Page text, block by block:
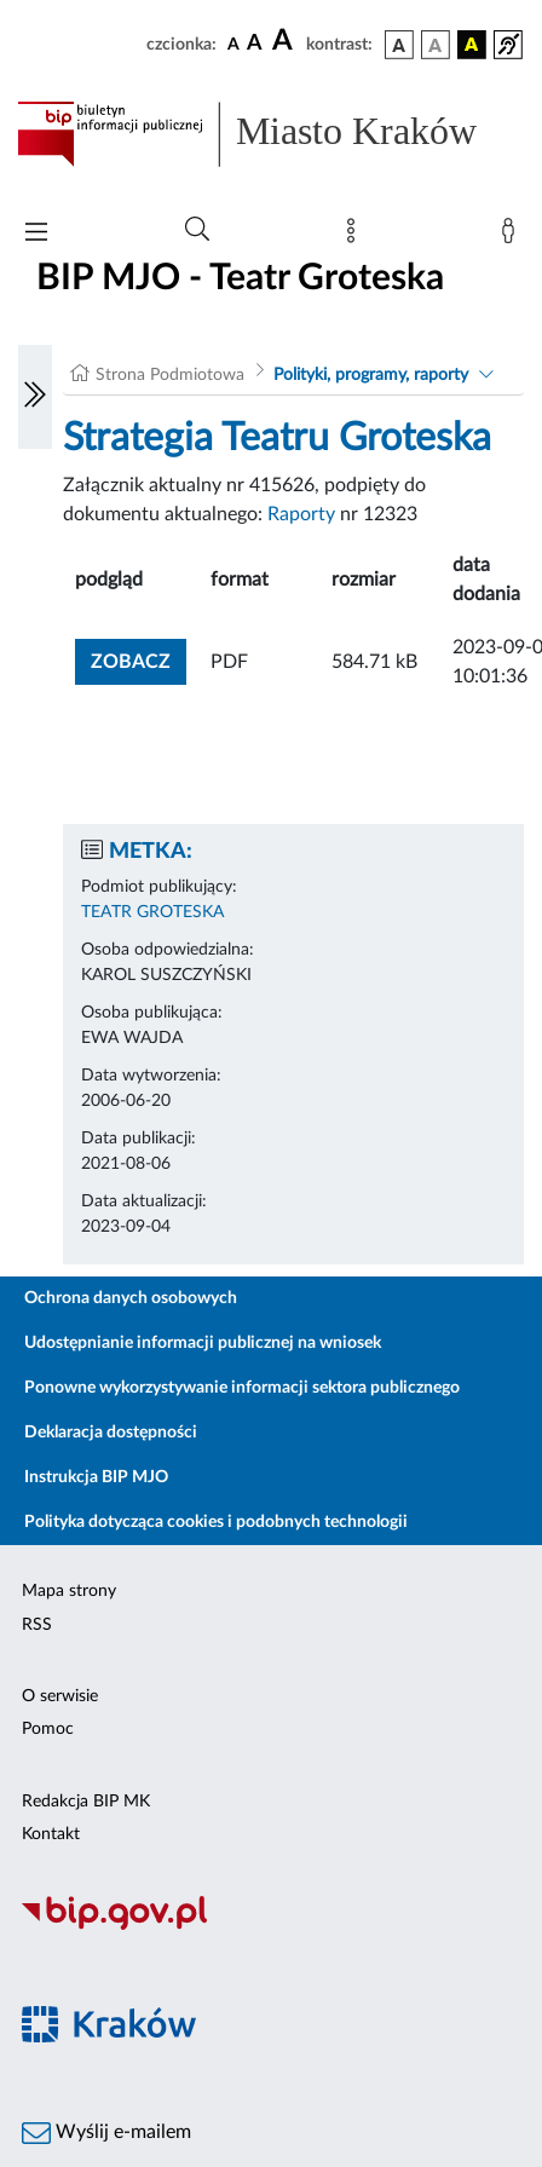
czcionka: A A A kontrast:
Miasto Kraków
BIP MJO - Teatr Groteska
Strona Podmiotowa Polityki, programy, raporty
Strategia Teatru Groteska
Załącznik aktualny nr 415626, podpięty do
dokumentu aktualnego: Raporty nr 12323
podgląd format rozmiar
data
dodania
ZOBACZZOBACZ ZAŁĄCZNIK
PDF 584.71 kB
2023-09-
10:01:36
METKA:
Podmiot publikujący:
TEATR GROTESKA
Osoba odpowiedzialna:
KAROL SUSZCZYŃSKI
Osoba publikująca:
EWA WAJDA
Data wytworzenia:
2006-06-20
Data publikacji:
2021-08-06
Data aktualizacji:
2023-09-04
Ochrona danych osobowych
Udostępnianie informacji publicznej na wniosek
Ponowne wykorzystywanie informacji sektora publicznego
Deklaracja dostępności
Instrukcja BIP MJO
Polityka dotycząca cookies i podobnych technologii
Mapa strony
RSS
O serwisie
Pomoc
Redakcja BIP MK
Kontakt
Wyślij e-mailem